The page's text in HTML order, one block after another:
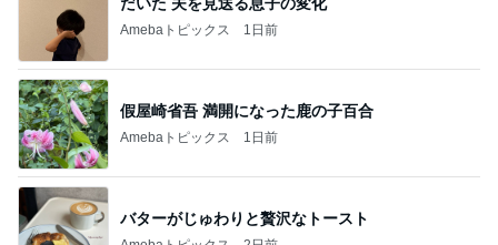
Amebaトピックス 1日前
假屋崎省吾 満開になった鹿の子百合
Amebaトピックス 1日前
バターがじゅわりと贅沢なトースト